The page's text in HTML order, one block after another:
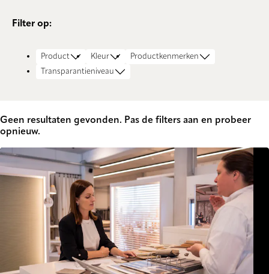
Filter op:
Product Kleur
Productkenmerken
Transparantieniveau
Geen resultaten gevonden. Pas de filters aan en probeer
opnieuw.